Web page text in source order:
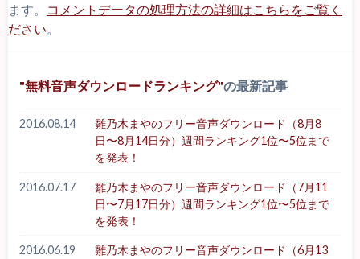
ます。
コメントデータの処理方法の詳細はこちらをご覧く
ださい。
無料音声ダウンロードランキング の最新記事
2016.08.14
雛乃木まやのフリー音声ダウンロード（8月8
日〜8月14日分）週間ランキング1位〜5位まで
を発表！
2016.07.17
雛乃木まやのフリー音声ダウンロード（7月11
日〜7月17日分）週間ランキング1位〜5位まで
を発表！
2016.06.19
雛乃木まやのフリー音声ダウンロード（6月13